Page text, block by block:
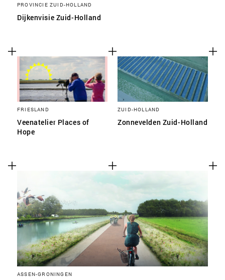
PROVINCIE ZUID-HOLLAND
Dijkenvisie Zuid-Holland
FRIESLAND
Veenatelier Places of
Hope
ZUID-HOLLAND
Zonnevelden Zuid-Holland
ASSEN-GRONINGEN